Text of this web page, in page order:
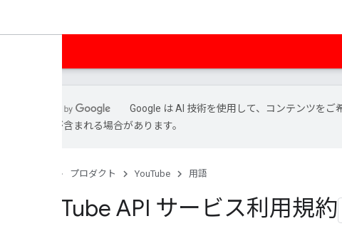
Google は AI 技術を使用して、コンテンツを
は誤りが含まれる場合があります。
プロダクト YouTube 用語
Tube API サービス利用規約